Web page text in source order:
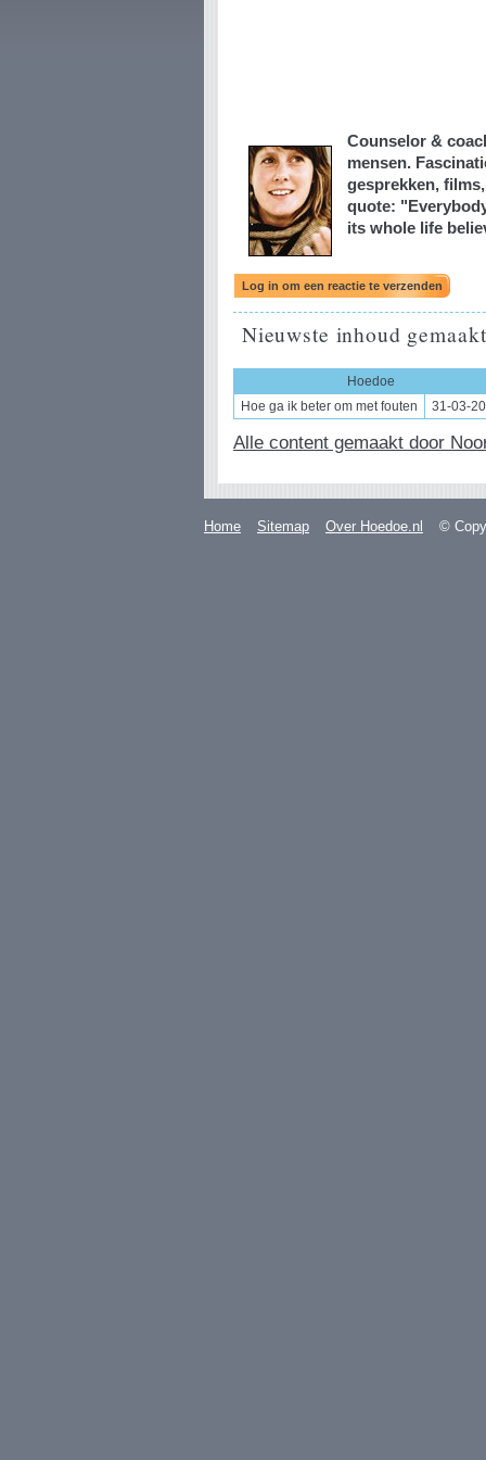
Counselor &
mensen.
gesprekken,
quote:
its whole life
Nieuwste inhoud
Hoedoe
Hoe ga ik beter om met fouten
31-03-
Alle content gemaakt door
Home Sitemap Over Hoedoe.nl ©